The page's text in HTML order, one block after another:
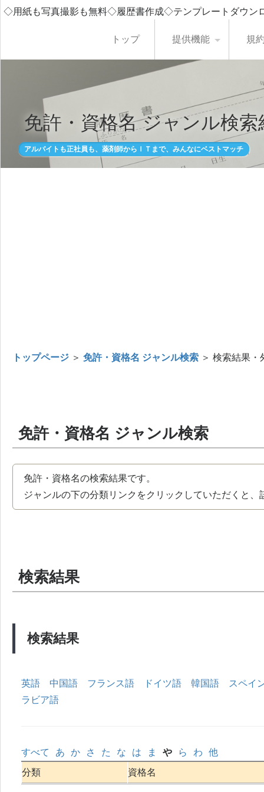
◇用紙も写真撮影も無料◇履歴書作成◇テンプレートダウ
トップ 提供機能 規
免許・資格名 ジャンル検索
アルバイトも正社員も、薬剤師からＩＴまで、みんなにベストマッチ
トップページ ＞ 免許・資格名 ジャンル検索 ＞ 検索結果・
免許・資格名 ジャンル検索
免許・資格名の検索結果です。
ジャンルの下の分類リンクをクリックしていただくと
検索結果
検索結果
英語 中国語 フランス語 ドイツ語 韓国語
スペイ
ラビア語
すべて あ か さ た な は ま や ら わ
他
分類
資格名